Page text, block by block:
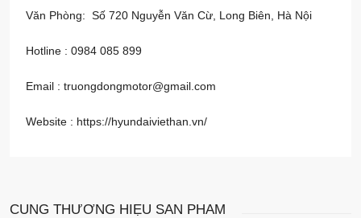
Văn Phòng: Số 720 Nguyễn Văn Cừ, Long Biên, Hà Nội
Hotline : 0984 085 899
Email : truongdongmotor@gmail.com
Website : https://hyundaiviethan.vn/
CÙNG THƯƠNG HIỆU SẢN PHẨM